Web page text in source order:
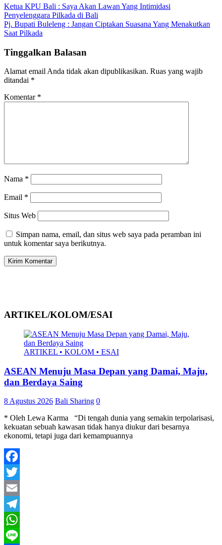
Ketua KPU Bali : Saya Akan Lawan Yang Intimidasi
Penyelenggara Pilkada di Bali
Pj. Bupati Buleleng : Jangan Ciptakan Suasana Yang Menakutkan
Saat Pilkada
Tinggalkan Balasan
Alamat email Anda tidak akan dipublikasikan. Ruas yang wajib
ditandai *
Komentar *
Nama *
Email *
Situs Web
Simpan nama, email, dan situs web saya pada peramban ini
untuk komentar saya berikutnya.
ARTIKEL/KOLOM/ESAI
ARTIKEL • KOLOM • ESAI
ASEAN Menuju Masa Depan yang Damai, Maju,
dan Berdaya Saing
8 Agustus 2026 Bali Sharing 0
* Oleh Lewa Karma “Di tengah dunia yang semakin terpolarisasi,
kekuatan sebuah kawasan tidak hanya diukur dari besarnya
ekonomi, tetapi juga dari kemampuannya
Facebook
Twitter
Email
Telegram
WhatsApp